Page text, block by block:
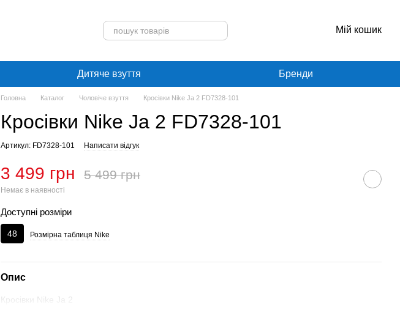
Мій кошик
Дитяче взуття Бренди
Головна Каталог Чоловіче взуття Кросівки Nike Ja 2 FD7328-101
Кросівки Nike Ja 2 FD7328-101
Артикул: FD7328-101 Написати відгук
3 499 грн 5 499 грн
Немає в наявності
Доступні розміри
48 Розмірна таблиця Nike
Опис
Кросівки Nike Ja 2